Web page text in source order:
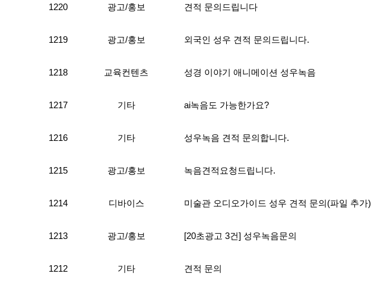
1220 광고/홍보 견적 문의드립니다
1219 광고/홍보 외국인 성우 견적 문의드립니다.
1218 교육컨텐츠 성경 이야기 애니메이션 성우녹음
1217 기타 ai녹음도 가능한가요?
1216 기타 성우녹음 견적 문의합니다.
1215 광고/홍보 녹음견적요청드립니다.
1214 디바이스 미술관 오디오가이드 성우 견적 문의(파일 추가)
1213 광고/홍보 [20초광고 3건] 성우녹음문의
1212 기타 견적 문의